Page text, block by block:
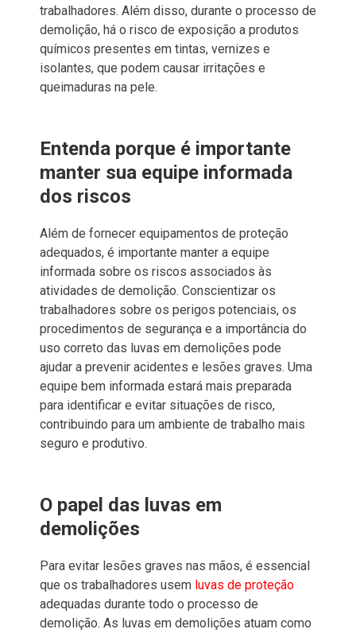
trabalhadores. Além disso, durante o processo de
demolição, há o risco de exposição a produtos
químicos presentes em tintas, vernizes e
isolantes, que podem causar irritações e
queimaduras na pele.
Entenda porque é importante
manter sua equipe informada
dos riscos
Além de fornecer equipamentos de proteção
adequados, é importante manter a equipe
informada sobre os riscos associados às
atividades de demolição. Conscientizar os
trabalhadores sobre os perigos potenciais, os
procedimentos de segurança e a importância do
uso correto das luvas em demolições pode
ajudar a prevenir acidentes e lesões graves. Uma
equipe bem informada estará mais preparada
para identificar e evitar situações de risco,
contribuindo para um ambiente de trabalho mais
seguro e produtivo.
O papel das luvas em
demolições
Para evitar lesões graves nas mãos, é essencial
que os trabalhadores usem luvas de proteção
adequadas durante todo o processo de
demolição. As luvas em demolições atuam como